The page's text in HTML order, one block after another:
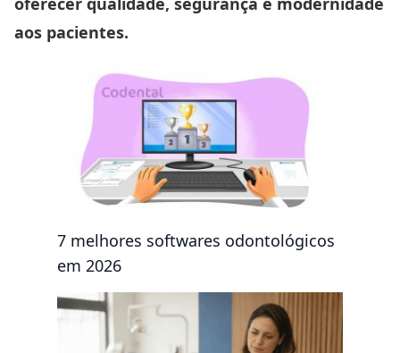
aos pacientes.
7 melhores softwares odontológicos
em 2026